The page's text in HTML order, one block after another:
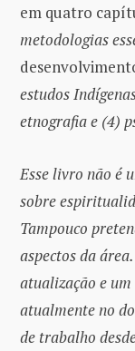
em quatro
metodologias
estudos
etnografia e (4)
Esse livro não é
sobre
Tampouco
aspectos da
atualização e
atualmente no
de trabalho